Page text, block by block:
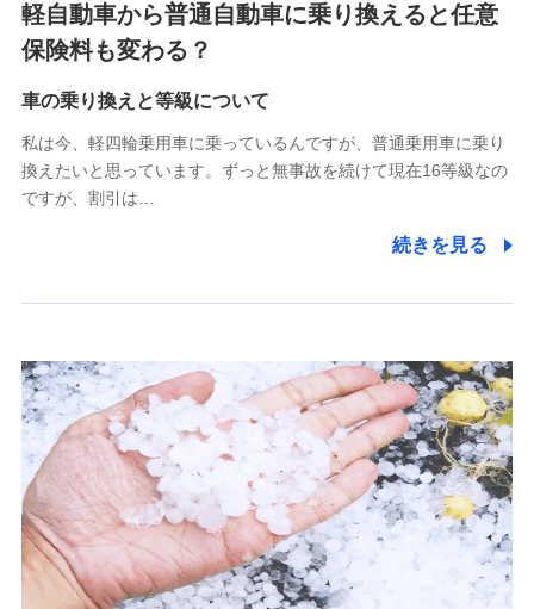
チューリッヒ少額短期保険株式会社
(https://www.zurichssi.co.jp/)
(https://www.tokiomarine-x.co.jp/)
(https://pshoken.co.jp/)
リトルファミリー少額短期保険株式会社
(https://www.littlefamily-ssi.com/)
郵便、電話、およびＥメール等により、当社と取引のあるも
た維持管理等の委託業務遂行のため、またそれらに付帯、関
連する当社および提携会社のサービスを案内、提供するため
（なお、当社は複数の保険会社と取引があり、取得した個人
情報を取引のある他の保険会社の商品・サービスをご提案す
るために利用させていただくことがあります。）
上記に係る連絡・手続き・管理等付帯業務を行うため
3.セミナー募集サイトから取得した個人情報
各種セミナーの案内、開催のため
上記に係る連絡・手続き・管理等付帯業務を行うため
軽自動車から普通自動車に乗り換えると任意
保険料も変わる？
車の乗り換えと等級について
私は今、軽四輪乗用車に乗っているんですが、普通乗用車に乗り
換えたいと思っています。ずっと無事故を続けて現在16等級なの
ですが、割引は…
続きを見る